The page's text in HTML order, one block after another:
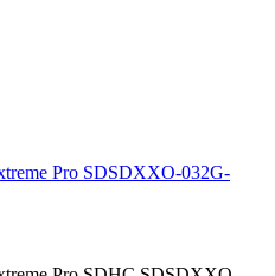
Pro SDSDXXO-032G-